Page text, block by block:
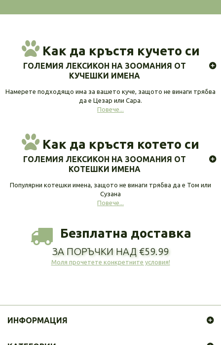
Как да кръстя кучето си
ГОЛЕМИЯ ЛЕКСИКОН НА ЗООМАНИЯ ОТ
КУЧЕШКИ ИМЕНА
Намерете подходящо има за вашето куче, защото не винаги трябва
да е Цезар или Сара.
Повече...
Как да кръстя котето си
ГОЛЕМИЯ ЛЕКСИКОН НА ЗООМАНИЯ ОТ
КОТЕШКИ ИМЕНА
Популярни котешки имена, защото не винаги трябва да е Том или
Сузана
Повече...
Безплатна доставка
ЗА ПОРЪЧКИ НАД €59.99
Моля прочетете конкретните условия!
ИНФОРМАЦИЯ